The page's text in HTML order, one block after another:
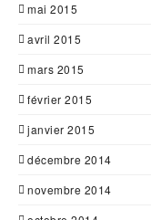
mai 2015
avril 2015
mars 2015
février 2015
janvier 2015
décembre 2014
novembre 2014